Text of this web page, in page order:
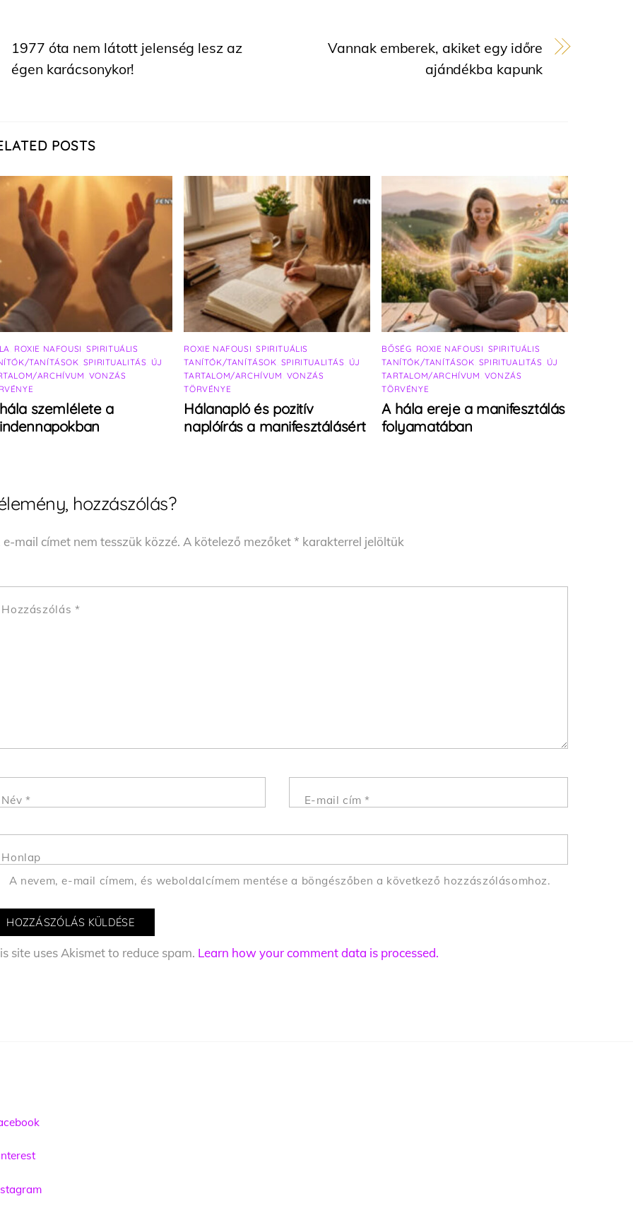
1977 óta nem látott jelenség lesz az
égen karácsonykor!
Vannak emberek, akiket egy időre
ajándékba kapunk
POSTS
ROXIE NAFOUSI SPIRITUÁLIS
TANÍTÁSOK SPIRITUALITÁS ÚJ
ARCHÍVUM VONZÁS
szemlélete a
ROXIE NAFOUSI ,SPIRITUÁLIS
TANÍTÓK/TANÍTÁSOK SPIRITUALITÁS ÚJ
TARTALOM/ARCHÍVUM VONZÁS
TÖRVÉNYE
Hálanapló és pozitív
naplóírás a manifesztálásért
BŐSÉG ROXIE NAFOUSI SPIRITUÁLIS
TANÍTÓK/TANÍTÁSOK SPIRITUALITÁS ÚJ
TARTALOM/ARCHÍVUM VONZÁS
TÖRVÉNYE
A hála ereje a manifesztálás
folyamatában
hozzászólás?
e-mail címet nem tesszük közzé. A kötelező mezőket* karakterrel jelöltük
Hozzászólás *
Név * E-mail cím*
Honlap
A nevem, e-mail címem, és weboldalcímem mentése a böngészőben a következő hozzászólásomhoz.
site uses Akismet to reduce spam. Learn how your comment data is processed.